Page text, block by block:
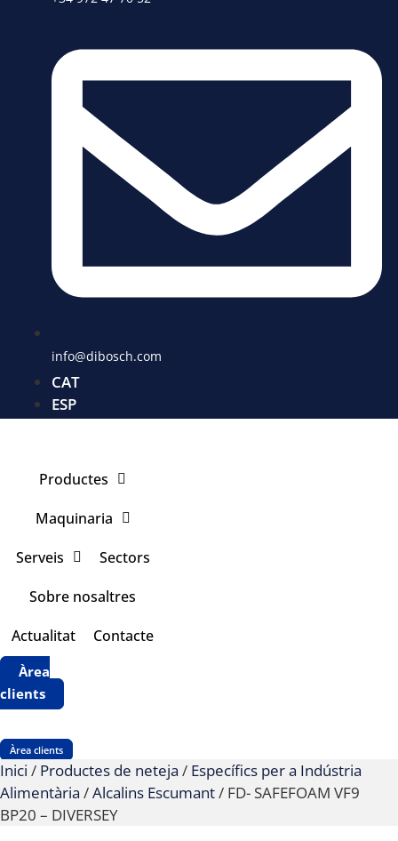
info@dibosch.com
CAT
ESP
Productes
Maquinaria
Serveis
Sectors
Sobre nosaltres
Actualitat
Contacte
Àrea
clients
Àrea clients
Inici / Productes de neteja / Específics per a Indústria
Alimentària /Alcalins Escumant/ FD- SAFEFOAM VF9
BP20 – DIVERSEY